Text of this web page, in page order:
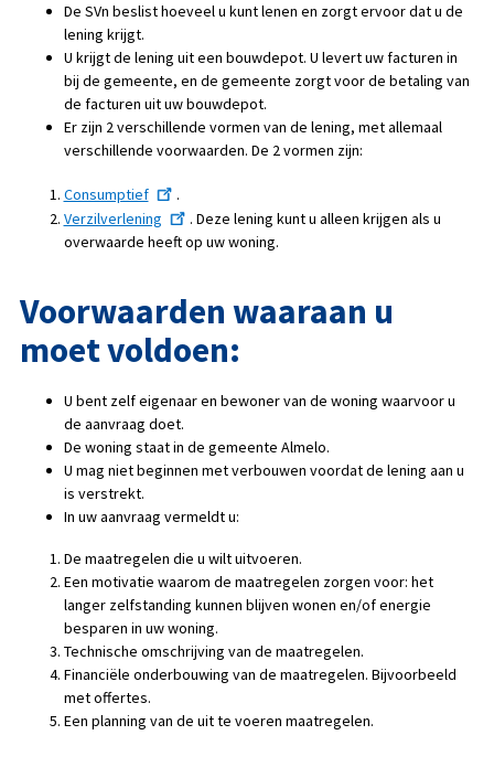
De SVn beslist hoeveel u kunt lenen en zorgt ervoor dat u de
lening krijgt.
U krijgt de lening uit een bouwdepot. U levert uw facturen in
bij de gemeente, en de gemeente zorgt voor de betaling van
de facturen uit uw bouwdepot.
Er zijn 2 verschillende vormen van de lening, met allemaal
verschillende voorwaarden. De 2 vormen zijn:
Consumptief
.
Verzilverlening
. Deze lening kunt u alleen krijgen als u
overwaarde heeft op uw woning.
Voorwaarden waaraan u
moet voldoen:
U bent zelf eigenaar en bewoner van de woning waarvoor u
de aanvraag doet.
De woning staat in de gemeente Almelo.
U mag niet beginnen met verbouwen voordat de lening aan u
is verstrekt.
In uw aanvraag vermeldt u:
De maatregelen die u wilt uitvoeren.
Een motivatie waarom de maatregelen zorgen voor: het
langer zelfstanding kunnen blijven wonen en/of energie
besparen in uw woning.
Technische omschrijving van de maatregelen.
Financiële onderbouwing van de maatregelen. Bijvoorbeeld
met offertes.
Een planning van de uit te voeren maatregelen.